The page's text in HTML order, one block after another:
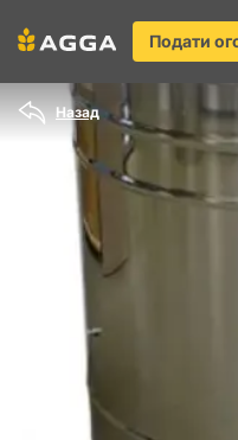
Подати
Назад